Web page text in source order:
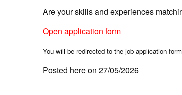
Are your skills and experiences
Open application form
You will be redirected to the job application
Posted here on 27/05/2026